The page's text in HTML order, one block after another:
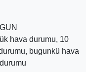
belirtmek
tahminleri sık
hava durumu, 10
bugunkü hava